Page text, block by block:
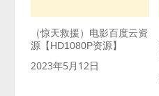
（惊天救援）电影百度云资
源【HD1080P资源】
2023年5月12日